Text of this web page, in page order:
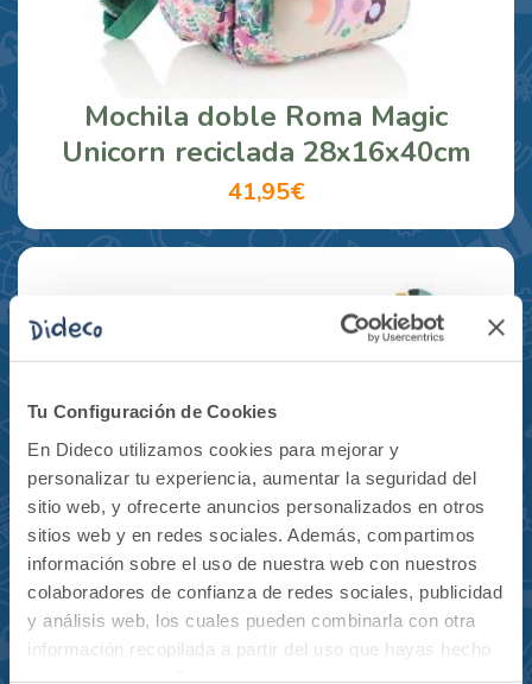
Tu Configuración de Cookies
En Dideco utilizamos cookies para mejorar y
personalizar tu experiencia, aumentar la seguridad del
sitio web, y ofrecerte anuncios personalizados en otros
sitios web y en redes sociales. Además, compartimos
información sobre el uso de nuestra web con nuestros
colaboradores de confianza de redes sociales, publicidad
y análisis web, los cuales pueden combinarla con otra
información recopilada a partir del uso que hayas hecho
Mochila doble Roma Magic
Unicorn reciclada 28x16x40cm
41,95€